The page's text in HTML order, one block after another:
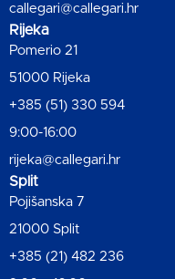
callegari@callegari.hr
Rijeka
Pomerio 21
51000 Rijeka
+385 (51) 330 594
9:00-16:00
rijeka@callegari.hr
Split
Pojišanska 7
21000 Split
+385 (21) 482 236